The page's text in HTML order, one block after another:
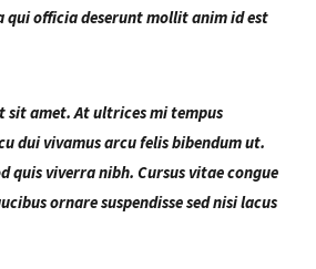
qui officia deserunt mollit anim id est
sit amet. At ultrices mi tempus
dui vivamus arcu felis bibendum ut.
quis viverra nibh. Cursus vitae congue
ornare suspendisse sed nisi lacus